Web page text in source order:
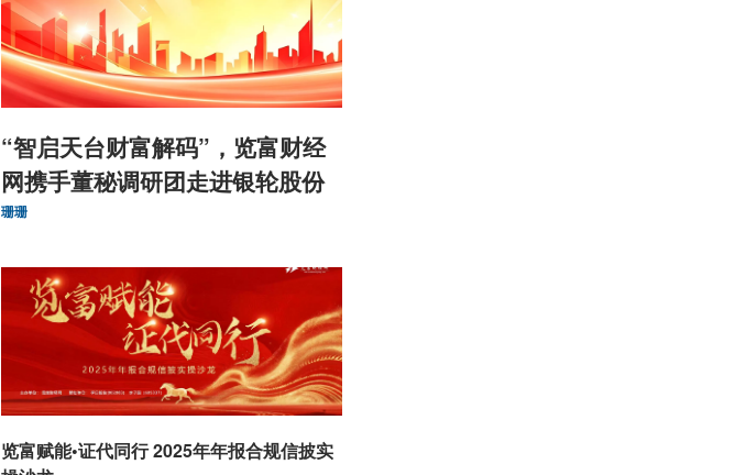
“智启天台财富解码”，览富财经
网携手董秘调研团走进银轮股份
珊珊
览富赋能•证代同行 2025年年报合规信披实